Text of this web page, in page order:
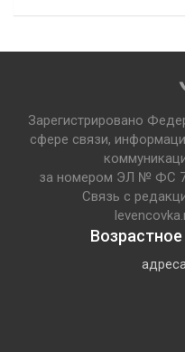
Зарегистрировано
сфере связи,
за номером ЭЛ № ФС
Связь с